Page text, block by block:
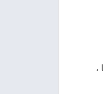
،